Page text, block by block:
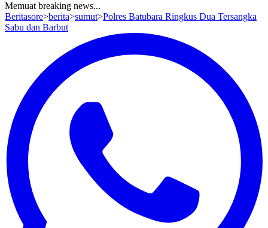
Memuat breaking news...
Beritasore>berita>sumut>Polres Batubara Ringkus Dua Tersangka
Sabu dan Barbut